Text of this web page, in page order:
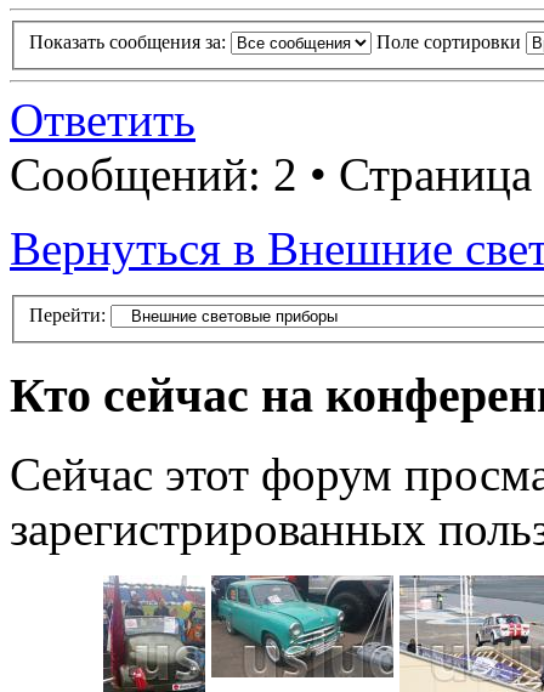
Показать сообщения за: Поле сортировки
Ответить
Сообщений: 2 • Страница
Вернуться в Внешние
Перейти:
Кто сейчас на
Сейчас этот форум
зарегистрированных